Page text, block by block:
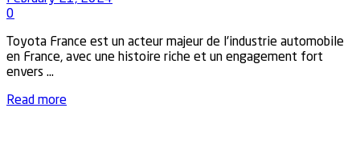
0
Toyota France est un acteur majeur de l'industrie automobile
en France, avec une histoire riche et un engagement fort
envers ...
Read moreDetails